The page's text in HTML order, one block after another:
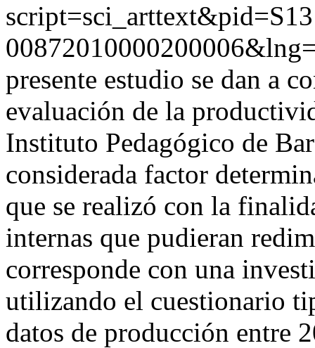
presente estudio se dan a
evaluación de la
Instituto Pedagógico de
considerada factor
que se realizó con la
internas que pudieran
corresponde con una
utilizando el cuestionario
datos de producción entre